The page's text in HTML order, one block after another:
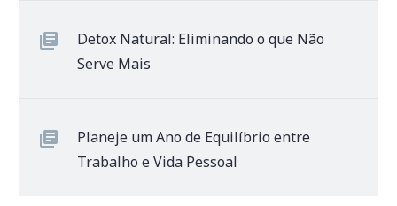
Detox Natural: Eliminando o que Não
Serve Mais
Planeje um Ano de Equilíbrio entre
Trabalho e Vida Pessoal